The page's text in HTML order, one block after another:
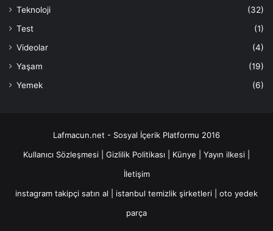
Teknoloji
(32)
Test
(1)
Videolar
(4)
Yaşam
(19)
Yemek
(6)
Lafmacun.net - Sosyal İçerik Platformu 2016
Kullanıcı Sözleşmesi
Gizlilik Politikası Künye Yayın ilkesi
İletişim
instagram takipçi satın al
istanbul temizlik şirketleri
oto yedek
parça